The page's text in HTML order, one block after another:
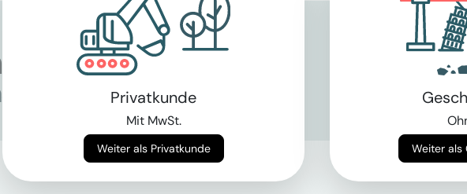
mehr als Bagger?
Maschinen
Privatkunde
Mit MwSt.
Weiter als Privatkunde Weiter als